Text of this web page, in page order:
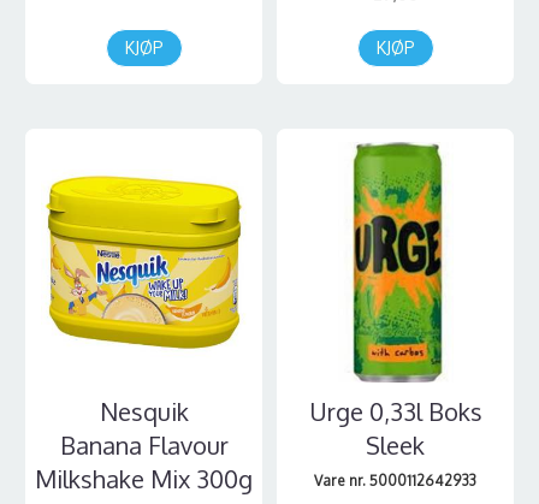
KJØP KJØP
Nesquik
Banana Flavour
Milkshake Mix 300g
Urge 0,33l Boks
Sleek
Vare nr. 5000112642933